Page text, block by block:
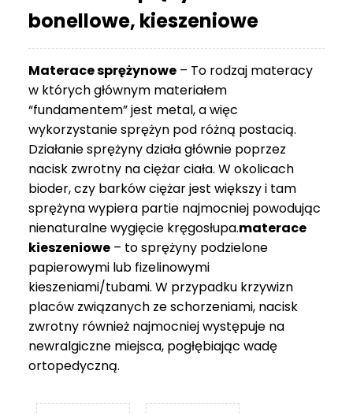
1
810 zł
749 zł
bonellowe, kieszeniowe
Materace sprężynowe – To rodzaj materacy
w których głównym materiałem
“fundamentem” jest metal, a więc
wykorzystanie sprężyn pod różną postacią.
Działanie sprężyny działa głównie poprzez
nacisk zwrotny na ciężar ciała. W okolicach
bioder, czy barków ciężar jest większy i tam
sprężyna wypiera partie najmocniej powodując
nienaturalne wygięcie kręgosłupa.materace
kieszeniowe – to sprężyny podzielone
papierowymi lub fizelinowymi
kieszeniami/tubami. W przypadku krzywizn
placów związanych ze schorzeniami, nacisk
zwrotny również najmocniej występuje na
newralgiczne miejsca, pogłębiając wadę
ortopedyczną.